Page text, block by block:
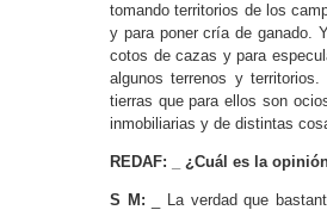
tomando territorios de los
y para poner cría de ganado.
cotos de cazas y para
algunos terrenos y
tierras que para ellos son
inmobiliarias y de distintas
REDAF: _ ¿Cuál es la
S M: _ La verdad que